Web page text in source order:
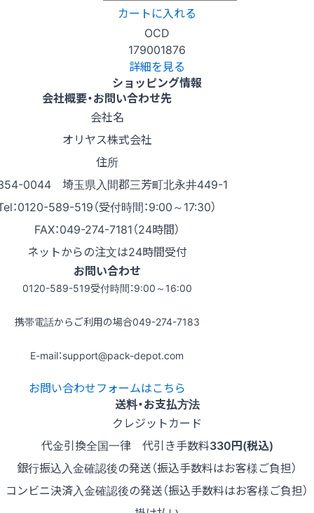
カートに入れる
OCD
179001876
詳細を見る
ショッピング情報
会社概要・お問い合わせ先
会社名
オリヤス株式会社
住所
0044 埼玉県入間郡三芳町北永井449-1
：0120-589-519（受付時間：9:00～17:30）
FAX：049-274-7181（24時間）
ネットからの注文は24時間受付
お問い合わせ
0120-589-519受付時間：9:00～16:00
携帯電話からご利用の場合049-274-7183
E-mail：support@pack-depot.com
お問い合わせフォームはこちら
送料・お支払方法
クレジットカード
代金引換全国一律 代引き手数料330円(税込)
銀行振込入金確認後の発送（振込手数料はお客様ご負担）
コンビニ決済入金確認後の発送（振込手数料はお客様ご負担）